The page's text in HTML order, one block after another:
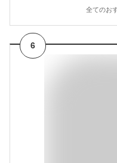
全てのお
6